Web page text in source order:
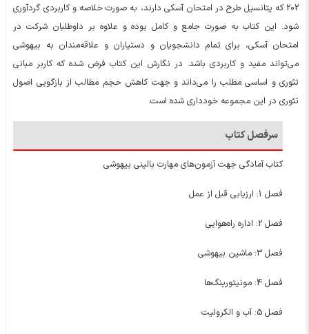
202 که پتانسیل طرح در امتحان آسکی دارند، به صورت خلاصه و کاربردی گردآوری
شود. این کتاب به صورت جامع و کامل بوده و علاوه بر داوطلبان شرکت در
امتحان آسکی، برای تمام دانشجویان و دستیاران و علاقه‌مندان به بیهوشی
می‌تواند مفید و کاربردی باشد. در نگارش این کتاب فرض شده که کاربر مبانی
تئوری و اساسی مطلب را می‌داند و جهت کاهش حجم مطالب از بازگویی اصول
تئوری در این مجموعه خودداری شده است.
سرفصل کتاب
کتاب آمادگی جهت آزمون‌های مهارت بالینی بیهوشی
فصل 1: ارزیابی قبل از عمل
فصل 2: اداره راه‌هوایی
فصل 3: ماشین بیهوشی
فصل 4: مونیتورینگ‌ها
فصل 5: آب و الکرولیت